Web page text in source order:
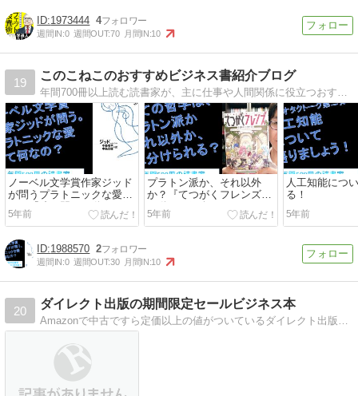
1973444 4
週間IN:0 週間OUT:70 月間IN:10
19
このこねこのおすすめビジネス書紹介ブログ
ノーベル文学賞作家ジッド
が問うプラトニックな愛と
は？『狭き門』を動画で紹
介
5年前
プラトン派か、それ以外
か？『てつがくフレンズ』
を動画で紹介
5年前
人工知能につ
る！
5年前
1988570 2
週間IN:0 週間OUT:30 月間IN:10
20
ダイレクト出版の期間限定セールビジネス本